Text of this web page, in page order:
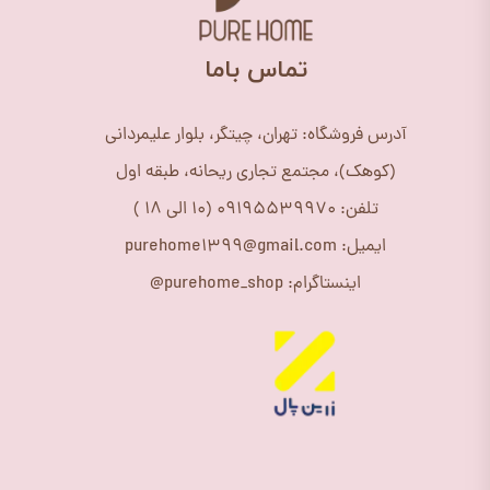
​تماس باما
آدرس فروشگاه: تهران، چیتگر، بلوار علیمردانی
(کوهک)، مجتمع تجاری ریحانه، طبقه اول
تلفن: 09195539970 (10 الی 18 )
ایمیل: purehome1399@gmail.com
اینستاگرام: purehome_shop@